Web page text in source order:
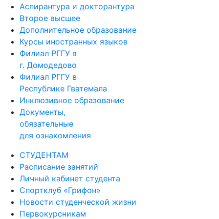
Аспирантура и докторантура
Второе высшее
Дополнительное образование
Курсы иностранных языков
Филиал РГГУ в
г. Домодедово
Филиал РГГУ в
Республике Гватемала
Инклюзивное образование
Документы,
обязательные
для ознакомления
СТУДЕНТАМ
Расписание занятий
Личный кабинет студента
Спортклуб «Грифон»
Новости студенческой жизни
Первокурсникам